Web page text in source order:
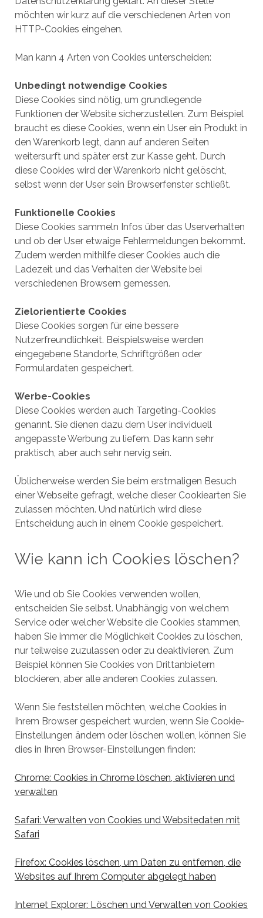
möchten wir kurz auf die verschiedenen Arten von
HTTP-Cookies eingehen.
Man kann 4 Arten von Cookies unterscheiden:
Unbedingt notwendige Cookies
Diese Cookies sind nötig, um grundlegende
Funktionen der Website sicherzustellen. Zum Beispiel
braucht es diese Cookies, wenn ein User ein Produkt in
den Warenkorb legt, dann auf anderen Seiten
weitersurft und später erst zur Kasse geht. Durch
diese Cookies wird der Warenkorb nicht gelöscht,
selbst wenn der User sein Browserfenster schließt.
Funktionelle Cookies
Diese Cookies sammeln Infos über das Userverhalten
und ob der User etwaige Fehlermeldungen bekommt.
Zudem werden mithilfe dieser Cookies auch die
Ladezeit und das Verhalten der Website bei
verschiedenen Browsern gemessen.
Zielorientierte Cookies
Diese Cookies sorgen für eine bessere
Nutzerfreundlichkeit. Beispielsweise werden
eingegebene Standorte, Schriftgrößen oder
Formulardaten gespeichert.
Werbe-Cookies
Diese Cookies werden auch Targeting-Cookies
genannt. Sie dienen dazu dem User individuell
angepasste Werbung zu liefern. Das kann sehr
praktisch, aber auch sehr nervig sein.
Üblicherweise werden Sie beim erstmaligen Besuch
einer Webseite gefragt, welche dieser Cookiearten Sie
zulassen möchten. Und natürlich wird diese
Entscheidung auch in einem Cookie gespeichert.
Wie kann ich Cookies löschen?
Wie und ob Sie Cookies verwenden wollen,
entscheiden Sie selbst. Unabhängig von welchem
Service oder welcher Website die Cookies stammen,
haben Sie immer die Möglichkeit Cookies zu löschen,
nur teilweise zuzulassen oder zu deaktivieren. Zum
Beispiel können Sie Cookies von Drittanbietern
blockieren, aber alle anderen Cookies zulassen.
Wenn Sie feststellen möchten, welche Cookies in
Ihrem Browser gespeichert wurden, wenn Sie Cookie-
Einstellungen ändern oder löschen wollen, können Sie
dies in Ihren Browser-Einstellungen finden:
Chrome: Cookies in Chrome löschen, aktivieren und
verwalten
Safari: Verwalten von Cookies und Websitedaten mit
Safari
Firefox: Cookies löschen, um Daten zu entfernen, die
Websites auf Ihrem Computer abgelegt haben
Internet Explorer: Löschen und Verwalten von Cookies